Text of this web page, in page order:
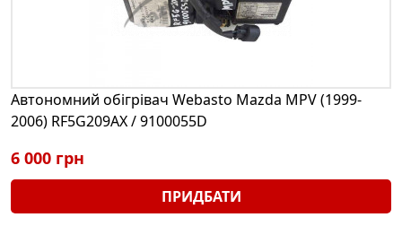
Автономний обігрівач Webasto Mazda MPV (1999-
2006) RF5G209AX / 9100055D
6 000 грн
ПРИДБАТИ